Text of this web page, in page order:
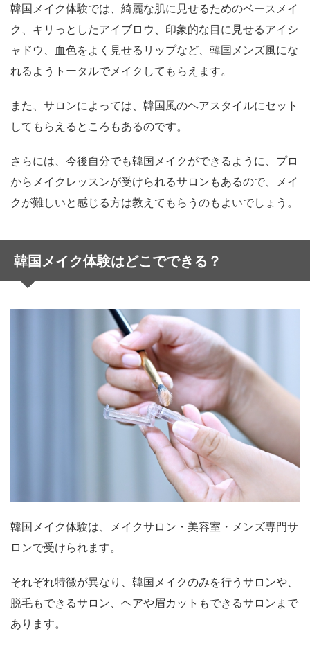
韓国メイク体験では、綺麗な肌に見せるためのベースメイ
ク、キリっとしたアイブロウ、印象的な目に見せるアイシ
ャドウ、血色をよく見せるリップなど、韓国メンズ風にな
れるようトータルでメイクしてもらえます。
また、サロンによっては、韓国風のヘアスタイルにセット
してもらえるところもあるのです。
さらには、今後自分でも韓国メイクができるように、プロ
からメイクレッスンが受けられるサロンもあるので、メイ
クが難しいと感じる方は教えてもらうのもよいでしょう。
韓国メイク体験はどこでできる？
韓国メイク体験は、メイクサロン・美容室・メンズ専門サ
ロンで受けられます。
それぞれ特徴が異なり、韓国メイクのみを行うサロンや、
脱毛もできるサロン、ヘアや眉カットもできるサロンまで
あります。